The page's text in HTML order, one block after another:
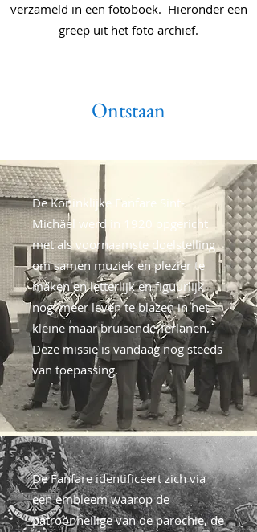
verzameld in een fotoboek. Hieronder een
greep uit het foto archief.
Ontstaan
De Koninklijke Fanfare Sint-
Michäel werd in 1920 opgericht
met als voornaamste doelstelling
om samen muziek en plezier te
maken en letterlijk en figuurlijk
nog meer leven te blazen in het
kleine maar bruisende Terlanen.
Deze missie is vandaag nog steeds
van toepassing.
De Fanfare identificeert zich via
een embleem waarop de
patroonheilige van de parochie, de